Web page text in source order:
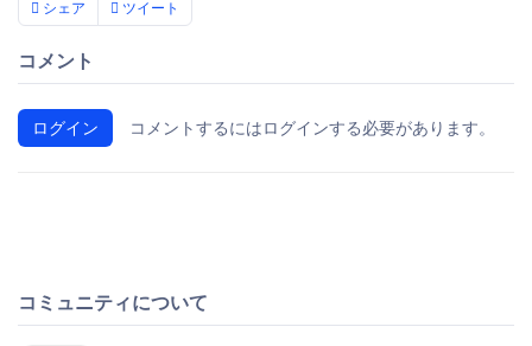
シェア ツイート
コメント
ログイン コメントするにはログインする必要があります。
コミュニティについて